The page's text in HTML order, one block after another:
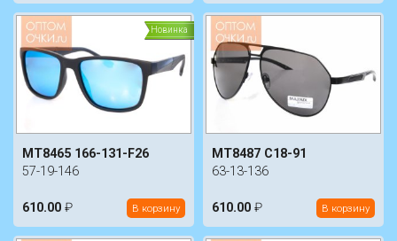
Новинка
MT8465 166-131-F26
57-19-146
610.00 ₽ В корзину
MT8487 C18-91
63-13-136
610.00 ₽ В корзину